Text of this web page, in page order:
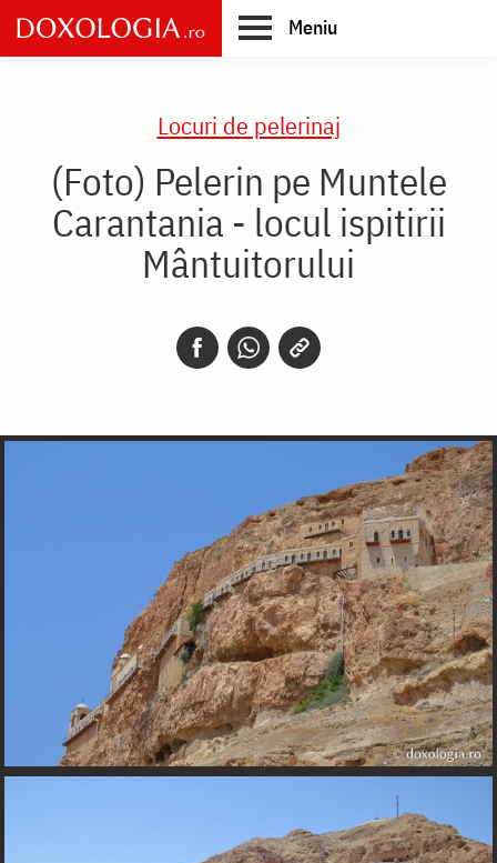
Skip
to
main
Meniu
Locuri de pelerinaj
(Foto) Pelerin pe Muntele
Carantania - locul ispitirii
Mântuitorului